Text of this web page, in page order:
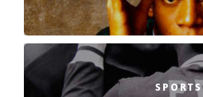
SPORTS